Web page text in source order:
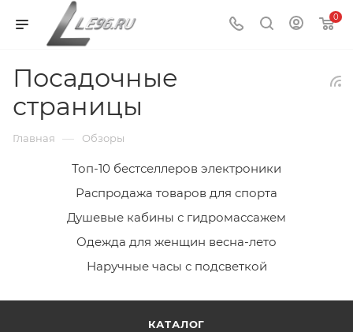
0
Посадочные
страницы
Главная — Обзоры
Топ-10 бестселлеров электроники
Распродажа товаров для спорта
Душевые кабины с гидромассажем
Одежда для женщин весна-лето
Наручные часы с подсветкой
КАТАЛОГ